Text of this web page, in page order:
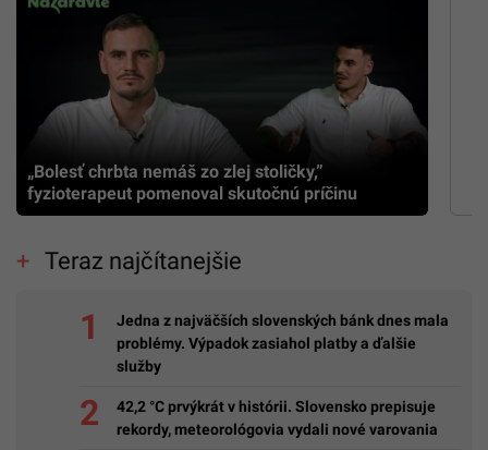
„Bolesť chrbta nemáš zo zlej stoličky,”
fyzioterapeut pomenoval skutočnú príčinu
Teraz najčítanejšie
Jedna z najväčších slovenských bánk dnes mala
problémy. Výpadok zasiahol platby a ďalšie
služby
42,2 °C prvýkrát v histórii. Slovensko prepisuje
rekordy, meteorológovia vydali nové varovania